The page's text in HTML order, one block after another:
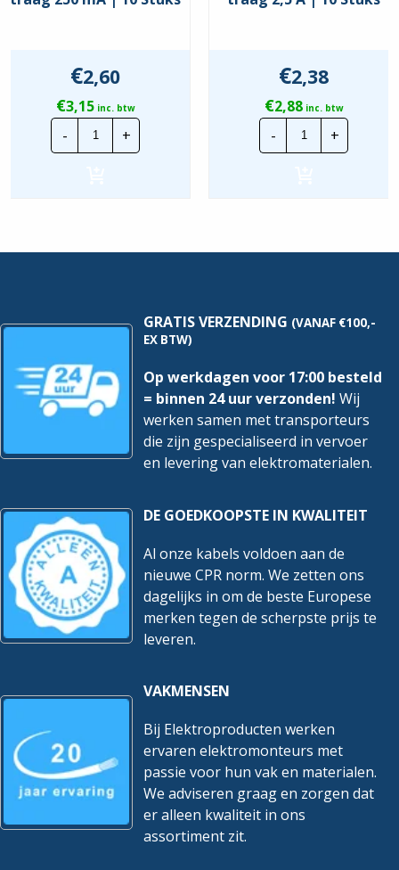
€2,60
€3,15inc. btw
-
Glaszekering
5x20
traag
+
€2,38
€2,88inc. btw
-
Glaszekering
5x20
traag
+
GRATIS VERZENDING (VANAF €100,-
EX BTW)
Op werkdagen voor 17:00 besteld
= binnen 24 uur verzonden! Wij
werken samen met transporteurs
die zijn gespecialiseerd in vervoer
en levering van elektromaterialen.
DE GOEDKOOPSTE IN KWALITEIT
Al onze kabels voldoen aan de
nieuwe CPR norm. We zetten ons
dagelijks in om de beste Europese
merken tegen de scherpste prijs te
leveren.
VAKMENSEN
Bij Elektroproducten werken
ervaren elektromonteurs met
passie voor hun vak en materialen.
We adviseren graag en zorgen dat
er alleen kwaliteit in ons
assortiment zit.